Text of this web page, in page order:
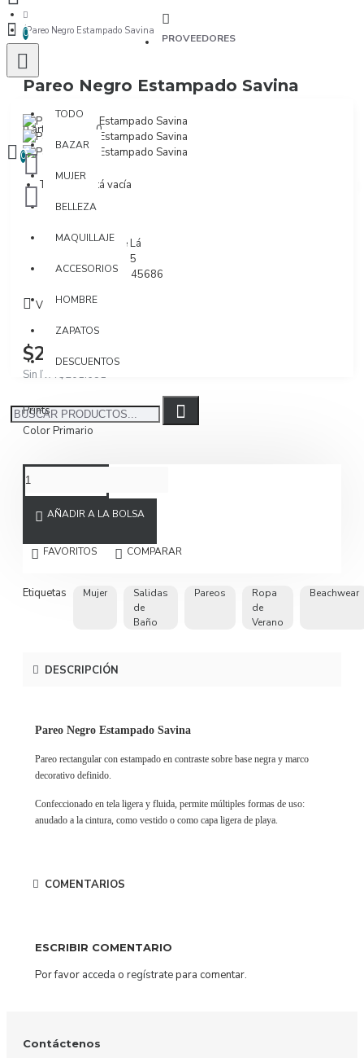
PROVEEDORES
0
TODO
TODO
BAZAR
MUJER
BELLEZA
MAQUILLAJE
ACCESORIOS
HOMBRE
ZAPATOS
DESCUENTOS
0 artículo(s) - $0
0
Tu bolsa está vacía
Pareo Negro Estampado Savina
Pareo Negro Estampado Savina
Marca:Láu De Lá
CU915
SKU:770915345686
Visto: 46
$240.000
Sin IVA $201.681
Prints
Color Primario
AÑADIR A LA BOLSA
FAVORITOS COMPARAR
Etiquetas Mujer
Salidas
de
Baño
Pareos
Ropa
de
Verano
Beachwear
DESCRIPCIÓN
Pareo Negro Estampado Savina
Pareo rectangular con estampado en contraste sobre base negra y marco
decorativo definido.
Confeccionado en tela ligera y fluida, permite múltiples formas de uso:
anudado a la cintura, como vestido o como capa ligera de playa.
COMENTARIOS
ESCRIBIR COMENTARIO
Por favor acceda o regístratepara comentar.
Contáctenos